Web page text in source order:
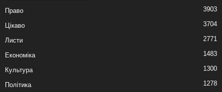
Право 3903
Цікаво 3704
Листи 2771
Економіка 1483
Культура 1300
Політика 1278